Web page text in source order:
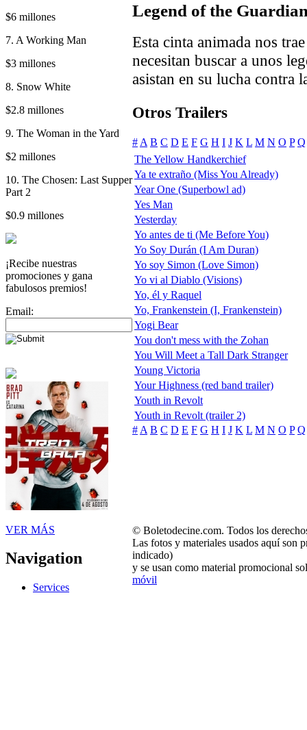
$6 millones
7. A Working Man
$3 millones
8. Snow White
$2.8 millones
9. The Woman in the Yard
$2 millones
10. The Chosen: Last Supper
Part 2
$0.9 millones
¡Recibe nuestras
promociones y gana
fabulosos premios!
Email:
VER MÁS
Navigation
Services
Legend of the
Esta cinta animada nos
necesitan buscar a unos
asistan en su lucha contra
Otros Trailers
# A B C D E F G H I J K L M N O P Q
The Yellow Handkerchief
Ya te extraño (Miss You Already)
Year One (Superbowl ad)
Yes Man
Yesterday
Yo antes de ti (Me Before You)
Yo Soy Durán (I Am Duran)
Yo soy Simon (Love Simon)
Yo vi al Diablo (Visions)
Yo, él y Raquel
Yo, Frankenstein (I, Frankenstein)
Yogi Bear
You don't mess with the Zohan
You Will Meet a Tall Dark Stranger
Young Victoria
Your Highness (red band trailer)
Youth in Revolt
Youth in Revolt (trailer 2)
# A B C D E F G H I J K L M N O P Q
© Boletodecine.com. Todos los
Las fotos y materiales usados aquí son
indicado)
y se usan como material promocional
móvil